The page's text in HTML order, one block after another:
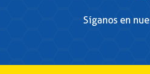
Síganos en